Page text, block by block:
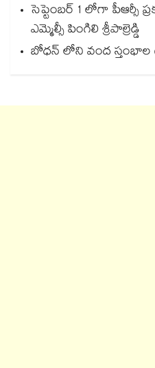
సెప్టెంబర్ 1 లోగా పీఆర్సీ
ఎమ్మెల్సీ పింగిలి శ్రీపాల్రెడ్డి
బోధన్ లోని వంద స్తంభాల